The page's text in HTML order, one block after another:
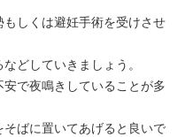
しくは避妊手術を受けさせ
どしていきましょう。
で夜鳴きしていることが多
ばに置いてあげると良いで